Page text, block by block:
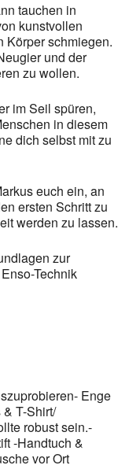
tauchen in
kunstvollen
Körper schmiegen.
und der
zu wollen.
im Seil spüren,
in diesem
dich selbst mit zu
euch ein, an
ersten Schritt zu
werden zu lassen.
zur
Technik
Enge
T-Shirt/
robust sein.-
Handtuch &
vor Ort